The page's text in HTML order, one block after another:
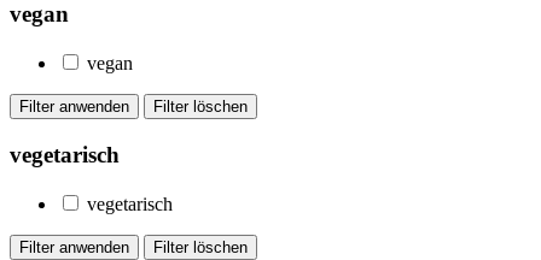
vegan
vegan
vegetarisch
vegetarisch